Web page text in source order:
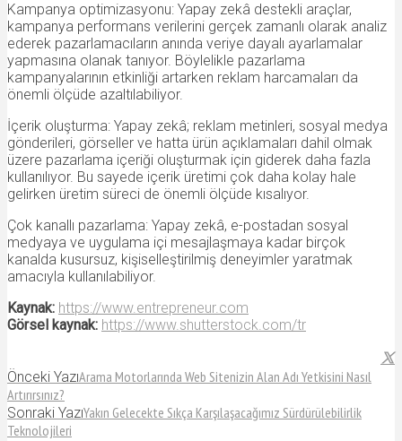
Kampanya optimizasyonu: Yapay zekâ destekli araçlar,
kampanya performans verilerini gerçek zamanlı olarak analiz
ederek pazarlamacıların anında veriye dayalı ayarlamalar
yapmasına olanak tanıyor. Böylelikle pazarlama
kampanyalarının etkinliği artarken reklam harcamaları da
önemli ölçüde azaltılabiliyor.
İçerik oluşturma: Yapay zekâ; reklam metinleri, sosyal medya
gönderileri, görseller ve hatta ürün açıklamaları dahil olmak
üzere pazarlama içeriği oluşturmak için giderek daha fazla
kullanılıyor. Bu sayede içerik üretimi çok daha kolay hale
gelirken üretim süreci de önemli ölçüde kısalıyor.
Çok kanallı pazarlama: Yapay zekâ, e-postadan sosyal
medyaya ve uygulama içi mesajlaşmaya kadar birçok
kanalda kusursuz, kişiselleştirilmiş deneyimler yaratmak
amacıyla kullanılabiliyor.
Kaynak: https://www.entrepreneur.com
Görsel kaynak: https://www.shutterstock.com/tr
Önceki YazıArama Motorlarında Web Sitenizin Alan Adı Yetkisini Nasıl
Artırırsınız?
Sonraki YazıYakın Gelecekte Sıkça Karşılaşacağımız Sürdürülebilirlik
Teknolojileri